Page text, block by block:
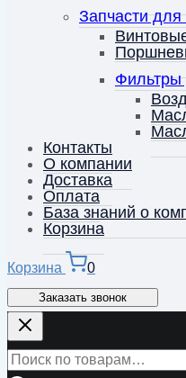
Запчасти для
Фильтры
Контакты
О компании
Доставка
Оплата
База знаний о
Корзина
Корзина 0
Заказать звонок
Искать: